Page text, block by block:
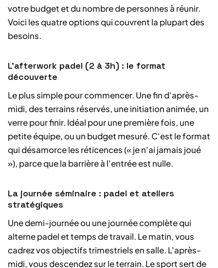
votre budget et du nombre de personnes à réunir.
Voici les quatre options qui couvrent la plupart des
besoins.
L'afterwork padel (2 à 3h) : le format
découverte
Le plus simple pour commencer. Une fin d'après-
midi, des terrains réservés, une initiation animée, un
verre pour finir. Idéal pour une première fois, une
petite équipe, ou un budget mesuré. C'est le format
qui désamorce les réticences (« je n'ai jamais joué
»), parce que la barrière à l'entrée est nulle.
La journée séminaire : padel et ateliers
stratégiques
Une demi-journée ou une journée complète qui
alterne padel et temps de travail. Le matin, vous
cadrez vos objectifs trimestriels en salle. L'après-
midi, vous descendez sur le terrain. Le sport sert de